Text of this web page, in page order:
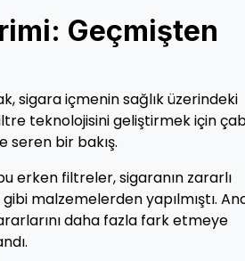
Geçmişten
sigara içmenin sağlık üzerindeki
teknolojisini geliştirmek için
seren bir bakış.
erken filtreler, sigaranın zararlı
malzemelerden yapılmıştı.
daha fazla fark etmeye